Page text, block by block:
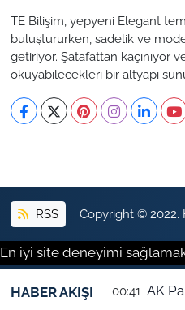
TE Bilişim, yepyeni Elegant
buluştururken, sadelik ve
getiriyor. Şatafattan kaçınıyor
okuyabilecekleri bir altyapı
RSS Copyright © 2022.
En iyi site deneyimi
HABER AKIŞI 00:41